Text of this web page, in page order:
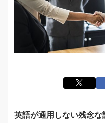
英語が通用しない残念